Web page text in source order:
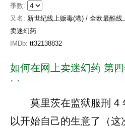
季数:
又名: 新世纪线上贩毒(港) / 全欧最酷
卖迷幻药
IMDb: tt32138832
如何在网上卖迷幻药 第四
· ·
莫里茨在监狱服刑 4
以开始自己的生意了（